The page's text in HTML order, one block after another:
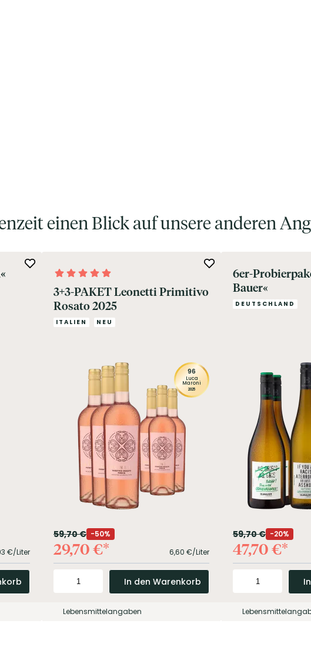
einen Blick auf unsere anderen
€/Liter
3+3-PAKET Leonetti Primitivo
Rosato 2025
ITALIEN NEU
96
Luca
Maroni
2025
6,60 €/Liter
59,70€ 50%
29,70€
In den Warenkorb
Lebensmittelangaben
6er-
Bauer«
DEUTSCHLAND
59,70€ 20%
47,70€